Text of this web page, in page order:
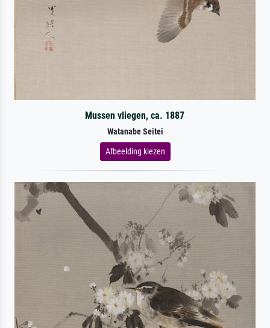
Mussen vliegen, ca. 1887
Watanabe Seitei
Afbeelding kiezen